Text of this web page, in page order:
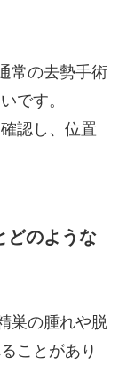
常の去勢手術
です。
認し、位置
どのような
巣の腫れや脱
ことがあり